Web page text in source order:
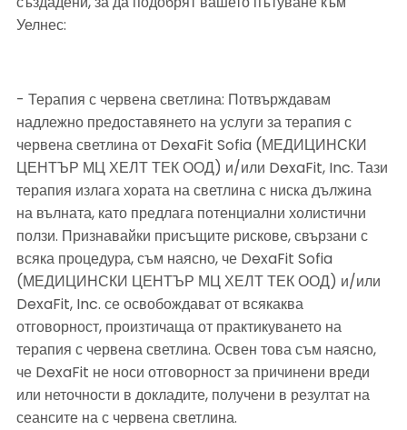
Уелнес:
- Терапия с червена светлина: Потвърждавам
надлежно предоставянето на услуги за терапия с
червена светлина от DexaFit Sofia (МЕДИЦИНСКИ
ЦЕНТЪР МЦ ХЕЛТ ТЕК ООД) и/или DexaFit, Inc. Тази
терапия излага хората на светлина с ниска дължина
на вълната, като предлага потенциални холистични
ползи. Признавайки присъщите рискове, свързани с
всяка процедура, съм наясно, че DexaFit Sofia
(МЕДИЦИНСКИ ЦЕНТЪР МЦ ХЕЛТ ТЕК ООД) и/или
DexaFit, Inc. се освобождават от всякаква
отговорност, произтичаща от практикуването на
терапия с червена светлина. Освен това съм наясно,
че DexaFit не носи отговорност за причинени вреди
или неточности в докладите, получени в резултат на
сеансите на с червена светлина.